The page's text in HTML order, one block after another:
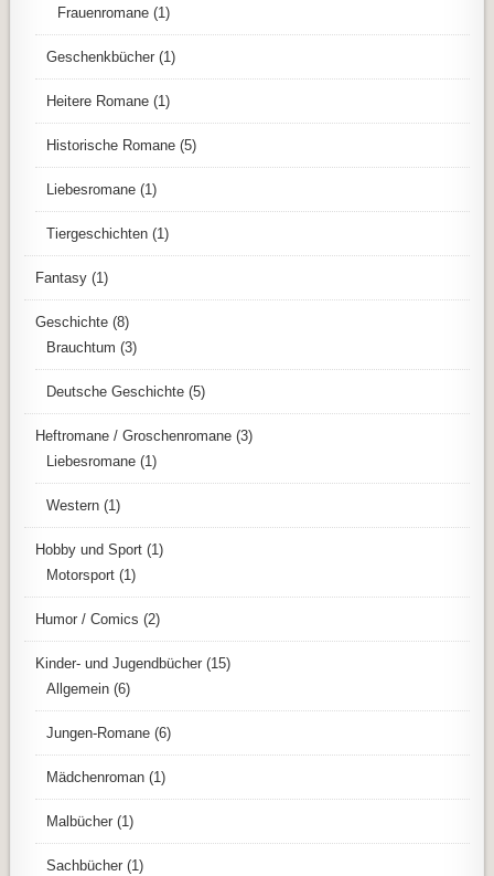
Frauenromane (1)
Geschenkbücher (1)
Heitere Romane (1)
Historische Romane (5)
Liebesromane (1)
Tiergeschichten (1)
Fantasy (1)
Geschichte (8)
Brauchtum (3)
Deutsche Geschichte (5)
Heftromane / Groschenromane (3)
Liebesromane (1)
Western (1)
Hobby und Sport (1)
Motorsport (1)
Humor / Comics (2)
Kinder- und Jugendbücher (15)
Allgemein (6)
Jungen-Romane (6)
Mädchenroman (1)
Malbücher (1)
Sachbücher (1)